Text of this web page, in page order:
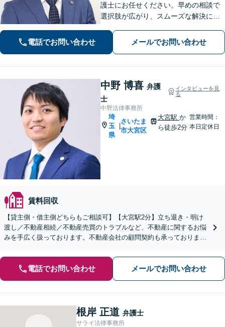
護士にお任せください。早めの相談で
選択肢が広がり、スムーズな解決につ
豊富】【示談成功・不起訴獲得の実績
豊富】あなたの権利を守り、最善の結
電話でお問い合わせ メールでお問い合わせ
中野 博喜 弁護
士
インタビューを見
る
中野法律事務所
埼
玉
県
|
さいたま
市大宮区
大宮駅 か
ら徒歩2分
営業時間：
本日定休日
賃料回収
【貸主側・借主側どちらもご相談可】【大宮駅2分】立ち退き・明け
渡し／不動産相続／不動産売買のトラブルなど、不動産に関するお悩
みを手広く扱っております。不動産会社の顧問契約も承っておりま
電話でお問い合わせ メールでお問い合わせ
根岸 正道 弁護士
サライ法律事務所